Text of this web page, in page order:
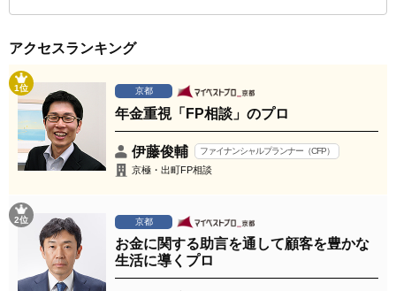
アクセスランキング
1位 京都
年金重視「FP相談」のプロ
伊藤俊輔 ファイナンシャルプランナー（CFP）
京極・出町FP相談
2位 京都
お金に関する助言を通して顧客を豊かな
生活に導くプロ